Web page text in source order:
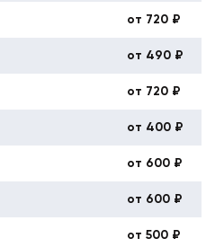
от 720 ₽
от 490 ₽
от 720 ₽
от 400 ₽
от 600 ₽
от 600 ₽
от 500 ₽